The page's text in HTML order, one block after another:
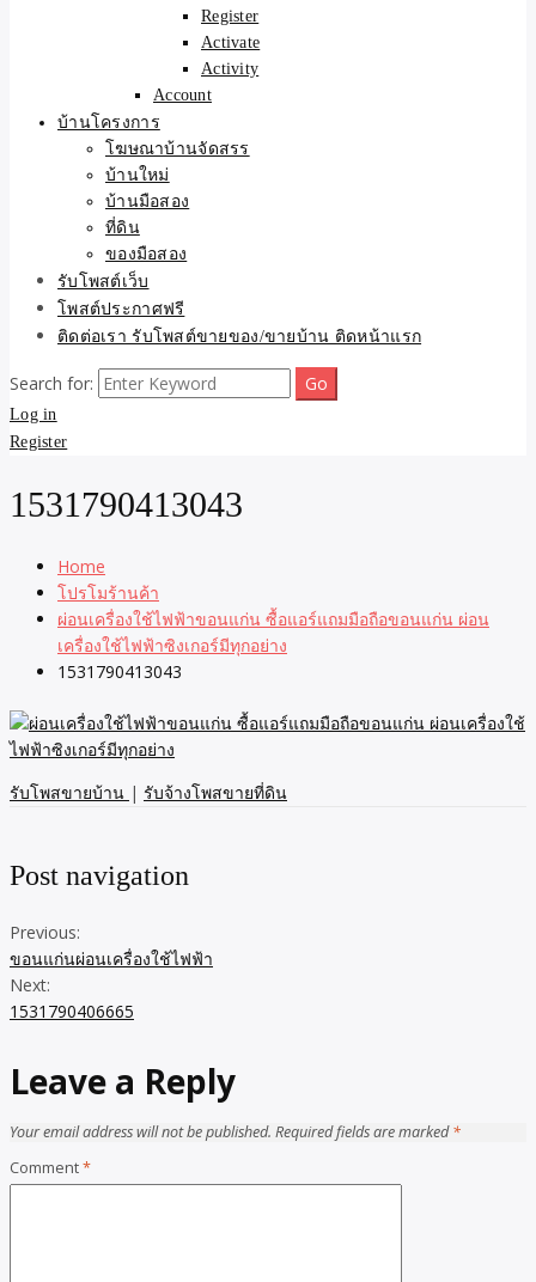
Register
Activate
Activity
Account
บ้านโครงการ
โฆษณาบ้านจัดสรร
บ้านใหม่
บ้านมือสอง
ที่ดิน
ของมือสอง
รับโพสต์เว็บ
โพสต์ประกาศฟรี
ติดต่อเรา รับโพสต์ขายของ/ขายบ้าน ติดหน้าแรก
Search for:
Log in
Register
1531790413043
Home
โปรโมร้านค้า
ผ่อนเครื่องใช้ไฟฟ้าขอนแก่น ซื้อแอร์แถมมือถือขอนแก่น ผ่อน
เครื่องใช้ไฟฟ้าซิงเกอร์มีทุกอย่าง
1531790413043
รับโพสขายบ้าน | รับจ้างโพสขายที่ดิน
Post navigation
Previous:
ขอนแก่นผ่อนเครื่องใช้ไฟฟ้า
Next:
1531790406665
Leave a Reply
Your email address will not be published. Required fields are marked*
Comment*